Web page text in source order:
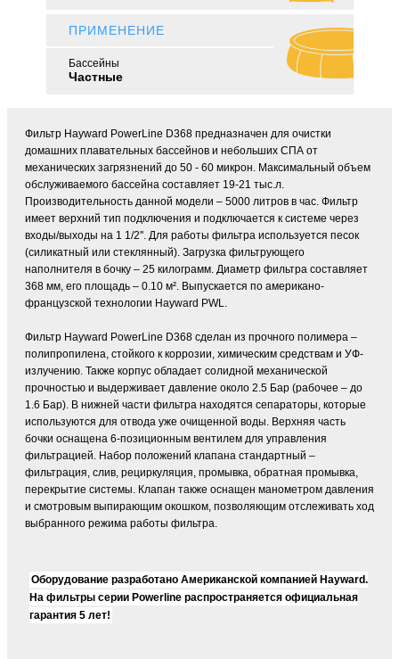
ПРИМЕНЕНИЕ
Бассейны
Частные
Фильтр Hayward PowerLine D368 предназначен для очистки
домашних плавательных бассейнов и небольших СПА от
механических загрязнений до 50 - 60 микрон. Максимальный объем
обслуживаемого бассейна составляет 19-21 тыс.л.
Производительность данной модели – 5000 литров в час. Фильтр
имеет верхний тип подключения и подключается к системе через
входы/выходы на 1 1/2''. Для работы фильтра используется песок
(силикатный или стеклянный). Загрузка фильтрующего
наполнителя в бочку – 25 килограмм. Диаметр фильтра составляет
368 мм, его площадь – 0.10 м². Выпускается по американо-
французской технологии Hayward PWL.
Фильтр Hayward PowerLine D368 сделан из прочного полимера –
полипропилена, стойкого к коррозии, химическим средствам и УФ-
излучению. Также корпус обладает солидной механической
прочностью и выдерживает давление около 2.5 Бар (рабочее – до
1.6 Бар). В нижней части фильтра находятся сепараторы, которые
используются для отвода уже очищенной воды. Верхняя часть
бочки оснащена 6-позиционным вентилем для управления
фильтрацией. Набор положений клапана стандартный –
фильтрация, слив, рециркуляция, промывка, обратная промывка,
перекрытие системы. Клапан также оснащен манометром давления
и смотровым выпирающим окошком, позволяющим отслеживать ход
выбранного режима работы фильтра.
Оборудование разработано Американской компанией Hayward.
На фильтры серии Powerline распространяется официальная
гарантия 5 лет!